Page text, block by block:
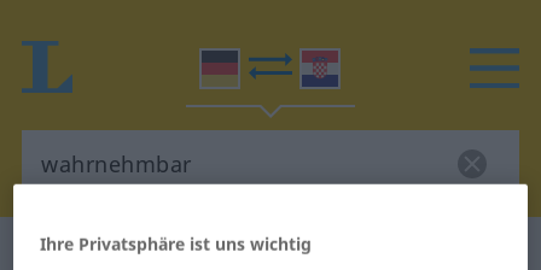
Deutsch-Kroatisch Wörterbuch
Ihre Privatsphäre ist uns wichtig